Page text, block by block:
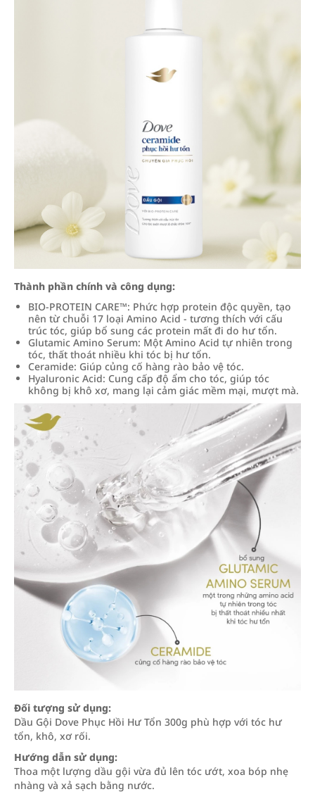
Thành phần chính và công dụng:
BIO-PROTEIN CARE™: Phức hợp protein độc quyền, tạo
nên từ chuỗi 17 loại Amino Acid - tương thích với cấu
trúc tóc, giúp bổ sung các protein mất đi do hư tổn.
Glutamic Amino Serum: Một Amino Acid tự nhiên trong
tóc, thất thoát nhiều khi tóc bị hư tổn.
Ceramide: Giúp củng cố hàng rào bảo vệ tóc.
Hyaluronic Acid: Cung cấp độ ẩm cho tóc, giúp tóc
không bị khô xơ, mang lại cảm giác mềm mại, mượt mà.
Đối tượng sử dụng:
Dầu Gội Dove Phục Hồi Hư Tổn 300g phù hợp với tóc hư
tổn, khô, xơ rối.
Hướng dẫn sử dụng:
Thoa một lượng dầu gội vừa đủ lên tóc ướt, xoa bóp nhẹ
nhàng và xả sạch bằng nước.